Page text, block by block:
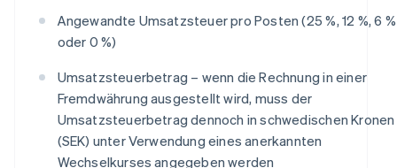
Angewandte Umsatzsteuer pro Posten (25 %, 12 %, 6 %
oder 0 %)
Umsatzsteuerbetrag – wenn die Rechnung in einer
Fremdwährung ausgestellt wird, muss der
Umsatzsteuerbetrag dennoch in schwedischen Kronen
(SEK) unter Verwendung eines anerkannten
Wechselkurses angegeben werden